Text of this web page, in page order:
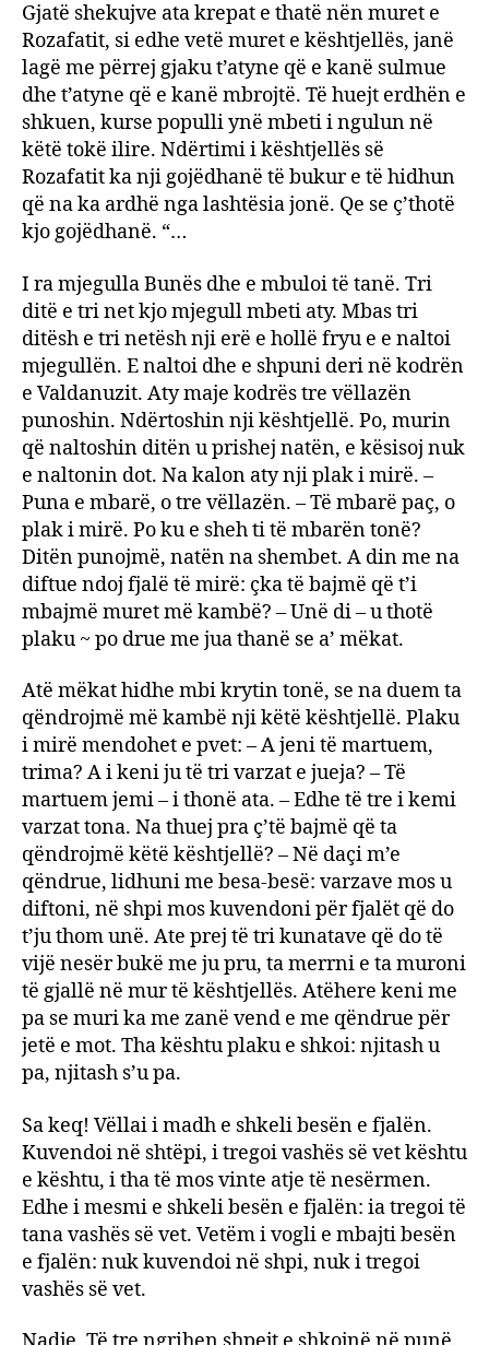
Gjatë shekujve ata krepat e thatë nën muret e
Rozafatit, si edhe vetë muret e kështjellës, janë
lagë me përrej gjaku t’atyne që e kanë sulmue
dhe t’atyne që e kanë mbrojtë. Të huejt erdhën e
shkuen, kurse populli ynë mbeti i ngulun në
këtë tokë ilire. Ndërtimi i kështjellës së
Rozafatit ka nji gojëdhanë të bukur e të hidhun
që na ka ardhë nga lashtësia jonë. Qe se ç’thotë
kjo gojëdhanë. “…
I ra mjegulla Bunës dhe e mbuloi të tanë. Tri
ditë e tri net kjo mjegull mbeti aty. Mbas tri
ditësh e tri netësh nji erë e hollë fryu e e naltoi
mjegullën. E naltoi dhe e shpuni deri në kodrën
e Valdanuzit. Aty maje kodrës tre vëllazën
punoshin. Ndërtoshin nji kështjellë. Po, murin
që naltoshin ditën u prishej natën, e kësisoj nuk
e naltonin dot. Na kalon aty nji plak i mirë. –
Puna e mbarë, o tre vëllazën. – Të mbarë paç, o
plak i mirë. Po ku e sheh ti të mbarën tonë?
Ditën punojmë, natën na shembet. A din me na
diftue ndoj fjalë të mirë: çka të bajmë që t’i
mbajmë muret më kambë? – Unë di – u thotë
plaku ~ po drue me jua thanë se a’ mëkat.
Atë mëkat hidhe mbi krytin tonë, se na duem ta
qëndrojmë më kambë nji këtë kështjellë. Plaku
i mirë mendohet e pvet: – A jeni të martuem,
trima? A i keni ju të tri varzat e jueja? – Të
martuem jemi – i thonë ata. – Edhe të tre i kemi
varzat tona. Na thuej pra ç’të bajmë që ta
qëndrojmë këtë kështjellë? – Në daçi m’e
qëndrue, lidhuni me besa-besë: varzave mos u
diftoni, në shpi mos kuvendoni për fjalët që do
t’ju thom unë. Ate prej të tri kunatave që do të
vijë nesër bukë me ju pru, ta merrni e ta muroni
të gjallë në mur të kështjellës. Atëhere keni me
pa se muri ka me zanë vend e me qëndrue për
jetë e mot. Tha kështu plaku e shkoi: njitash u
pa, njitash s’u pa.
Sa keq! Vëllai i madh e shkeli besën e fjalën.
Kuvendoi në shtëpi, i tregoi vashës së vet kështu
e kështu, i tha të mos vinte atje të nesërmen.
Edhe i mesmi e shkeli besën e fjalën: ia tregoi të
tana vashës së vet. Vetëm i vogli e mbajti besën
e fjalën: nuk kuvendoi në shpi, nuk i tregoi
vashës së vet.